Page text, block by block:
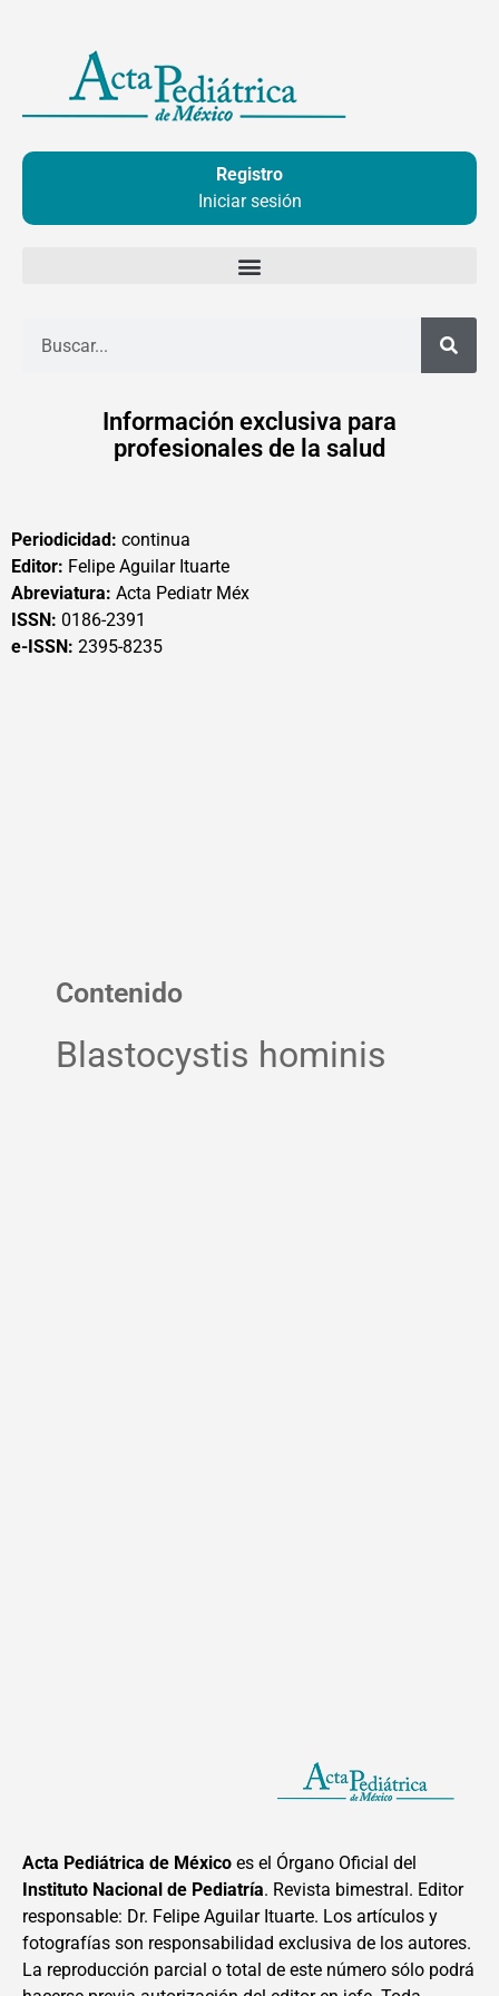
contenido
Registro
Iniciar sesión
Información exclusiva para
profesionales de la salud
Periodicidad: continua
Editor: Felipe Aguilar Ituarte
Abreviatura: Acta Pediatr Méx
ISSN: 0186-2391
e-ISSN: 2395-8235
Contenido
Blastocystis hominis
Acta Pediátrica de México es el Órgano Oficial del
Instituto Nacional de Pediatría. Revista bimestral. Editor
responsable: Dr. Felipe Aguilar Ituarte. Los artículos y
fotografías son responsabilidad exclusiva de los autores.
La reproducción parcial o total de este número sólo podrá